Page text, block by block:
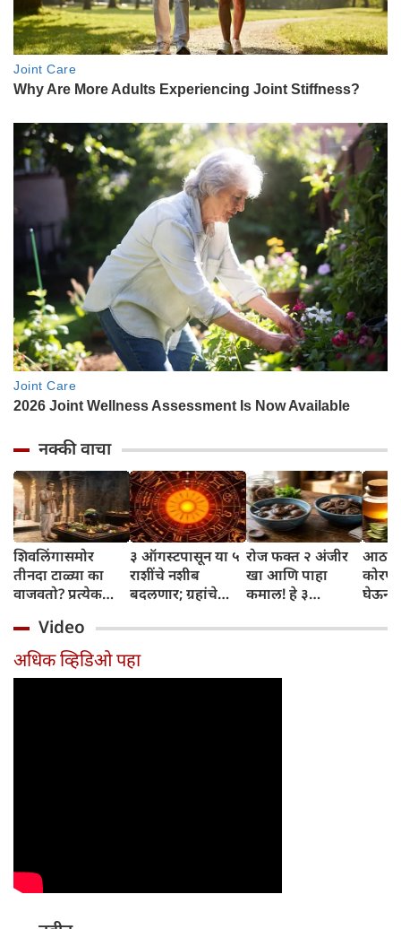
नक्की वाचा
शिवलिंगासमोर
तीनदा टाळ्या का
वाजवतो? प्रत्येक
जाणून घ्या
३ ऑगस्टपासून या ५
राशींचे नशीब
बदलणार; ग्रहांचे
संपतील आणि शुभ
दिवसांची सुरुवात
होईल
रोज फक्त २ अंजीर
खा आणि पाहा
कमाल! हे ३
तुम्हाला ठाऊक
घेऊन
Video
अधिक व्हिडिओ पहा